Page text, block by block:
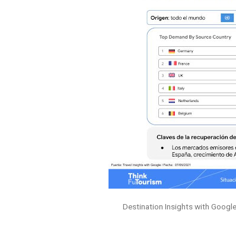
Destination Insights with